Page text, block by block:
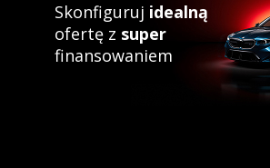
Skonfiguruj idealną
ofertę z super
finansowaniem